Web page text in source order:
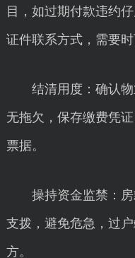
目，如过期付款违约
证件联系方式，需要时
结清用度：确认物
无拖欠，保存缴费凭
票据。
操持资金监禁：房
支拨，避免危急，过
方。